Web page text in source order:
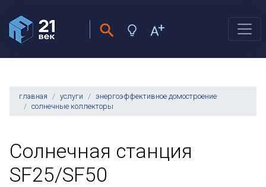
главная услуги
энергоэффективное домостроение
солнечные коллекторы
Солнечная станция
SF25/SF50